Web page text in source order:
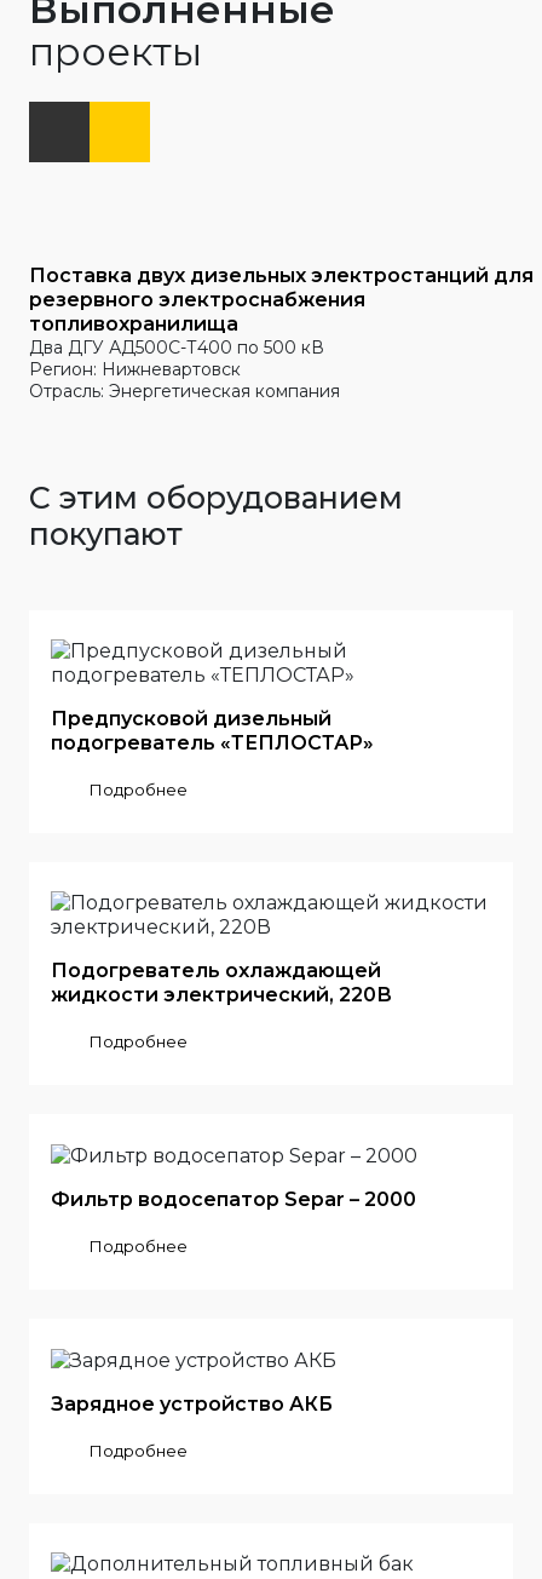
проекты
Поставка двух дизельных электростанций для
резервного электроснабжения
топливохранилища
Два ДГУ АД500С-Т400 по 500 кВ
Регион: Нижневартовск
Отрасль: Энергетическая компания
С этим оборудованием
покупают
Предпусковой дизельный
подогреватель «ТЕПЛОСТАР»
Подробнее
Подогреватель охлаждающей
жидкости электрический, 220В
Подробнее
Фильтр водосепатор Separ – 2000
Подробнее
Зарядное устройство АКБ
Подробнее